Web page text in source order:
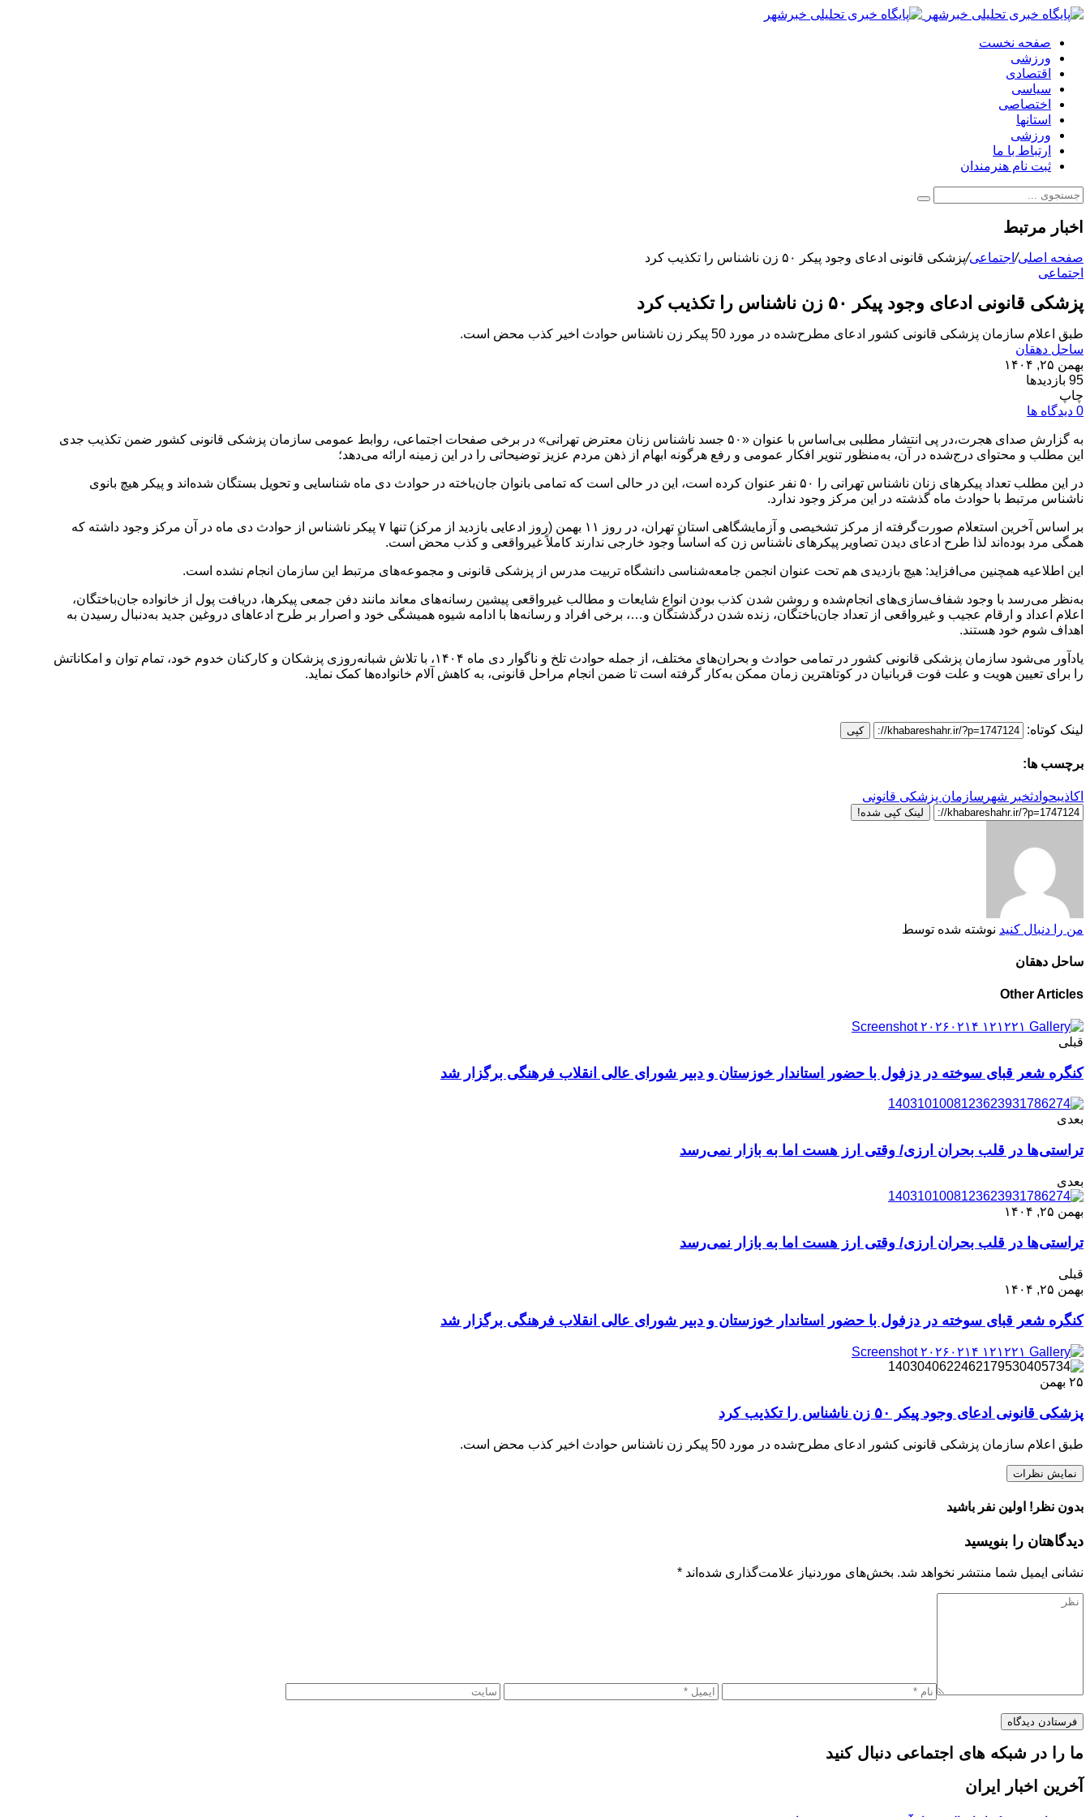
صفحه نخست
ورزشی
اقتصادی
سیاسی
اختصاصی
استانها
ورزشی
ارتباط با ما
ثبت نام هنرمندان
اخبار مرتبط
صفحه اصلی/اجتماعی/پزشکی قانونی ادعای وجود پیکر ۵۰ زن‌ ناشناس را تکذیب کرد
اجتماعی
پزشکی قانونی ادعای وجود پیکر ۵۰ زن‌ ناشناس را تکذیب کرد
طبق اعلام سازمان پزشکی قانونی کشور ادعای مطرح‌شده در مورد 50 پیکر زن ناشناس حوادث اخیر کذب محض است.
ساحل دهقان
بهمن ۲۵, ۱۴۰۴
95 بازدیدها
چاپ
0 دیدگاه ها
به گزارش صدای هجرت،در پی انتشار مطلبی بی‌اساس با عنوان «۵۰ جسد ناشناس زنان معترض تهرانی» در برخی صفحات اجتماعی، روابط عمومی سازمان پزشکی قانونی کشور ضمن تکذیب جدی
این مطلب و محتوای درج‌شده در آن، به‌منظور تنویر افکار عمومی و رفع هرگونه ابهام از ذهن مردم عزیز توضیحاتی را در این زمینه ارائه می‌دهد؛
در این مطلب تعداد پیکر‌های زنان ناشناس تهرانی را ۵۰ نفر عنوان کرده است، این در حالی است که تمامی بانوان جان‌باخته در حوادث دی ماه شناسایی و تحویل بستگان شده‌اند و پیکر هیچ بانوی
ناشناس مرتبط با حوادث ماه گذشته در این مرکز وجود ندارد.
بر اساس آخرین استعلام صورت‌گرفته از مرکز تشخیصی و آزمایشگاهی استان تهران، در روز ۱۱ بهمن (روز ادعایی بازدید از مرکز) تنها ۷ پیکر ناشناس از حوادث دی ماه در آن مرکز وجود داشته که
همگی مرد بوده‌اند لذا طرح ادعای دیدن تصاویر پیکر‌های ناشناس زن که اساساً وجود خارجی ندارند کاملاً غیرواقعی و کذب محض است.
این اطلاعیه همچنین می‌افزاید: هیچ بازدیدی هم تحت عنوان انجمن جامعه‌شناسی دانشگاه تربیت مدرس از پزشکی قانونی و مجموعه‌های مرتبط این سازمان انجام نشده است.
به‌نظر می‌رسد با وجود شفاف‌سازی‌های انجام‌شده و روشن شدن کذب بودن انواع شایعات و مطالب غیرواقعی پیشین رسانه‌های معاند مانند دفن جمعی پیکرها، دریافت پول از خانواده جان‌باختگان،
اعلام اعداد و ارقام عجیب و غیرواقعی از تعداد جان‌باختگان، زنده شدن درگذشتگان و…، برخی افراد و رسانه‌ها با ادامه شیوه همیشگی خود و اصرار بر طرح ادعا‌های دروغین جدید به‌دنبال رسیدن به
اهداف شوم خود هستند.
یادآور می‌شود سازمان پزشکی قانونی کشور در تمامی حوادث و بحران‌های مختلف، از جمله حوادث تلخ و ناگوار دی ماه ۱۴۰۴، با تلاش شبانه‌روزی پزشکان و کارکنان خدوم خود، تمام توان و امکاناتش
را برای تعیین هویت و علت فوت قربانیان در کوتاهترین زمان ممکن به‌کار گرفته است تا ضمن انجام مراحل قانونی، به کاهش آلام خانواده‌ها کمک نماید.
لینک کوتاه: کپی
برچسب ها:
اکاذیبحوادثخبر شهر سازمان پزشکی قانونی
لینک کپی شده!
من را دنبال کنید نوشته شده توسط
ساحل دهقان
Other Articles
قبلی
کنگره شعر قبای سوخته در دزفول با حضور استاندار خوزستان و دبیر شورای عالی انقلاب فرهنگی برگزار شد
بعدی
تراستی‌ها در قلب بحران ارزی/ وقتی ارز هست اما به بازار نمی‌رسد
بعدی
بهمن ۲۵, ۱۴۰۴
تراستی‌ها در قلب بحران ارزی/ وقتی ارز هست اما به بازار نمی‌رسد
قبلی
بهمن ۲۵, ۱۴۰۴
کنگره شعر قبای سوخته در دزفول با حضور استاندار خوزستان و دبیر شورای عالی انقلاب فرهنگی برگزار شد
۲۵ بهمن
پزشکی قانونی ادعای وجود پیکر ۵۰ زن‌ ناشناس را تکذیب کرد
طبق اعلام سازمان پزشکی قانونی کشور ادعای مطرح‌شده در مورد 50 پیکر زن ناشناس حوادث اخیر کذب محض است.
نمایش نظرات
بدون نظر! اولین نفر باشید
دیدگاهتان را بنویسید
نشانی ایمیل شما منتشر نخواهد شد. بخش‌های موردنیاز علامت‌گذاری شده‌اند *
ما را در شبکه های اجتماعی دنبال کنید
آخرین اخبار ایران